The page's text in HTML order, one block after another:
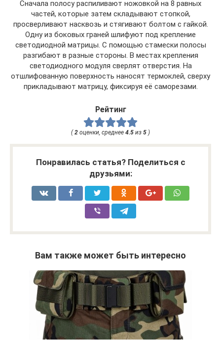
Сначала полосу распиливают ножовкой на 8 равных
частей, которые затем складывают стопкой,
просверливают насквозь и стягивают болтом с гайкой.
Одну из боковых граней шлифуют под крепление
светодиодной матрицы. С помощью стамески полосы
разгибают в разные стороны. В местах крепления
светодиодного модуля сверлят отверстия. На
отшлифованную поверхность наносят термоклей, сверху
прикладывают матрицу, фиксируя её саморезами.
Рейтинг
( 2 оценки, среднее 4.5 из 5 )
Понравилась статья? Поделиться с
друзьями:
Вам также может быть интересно